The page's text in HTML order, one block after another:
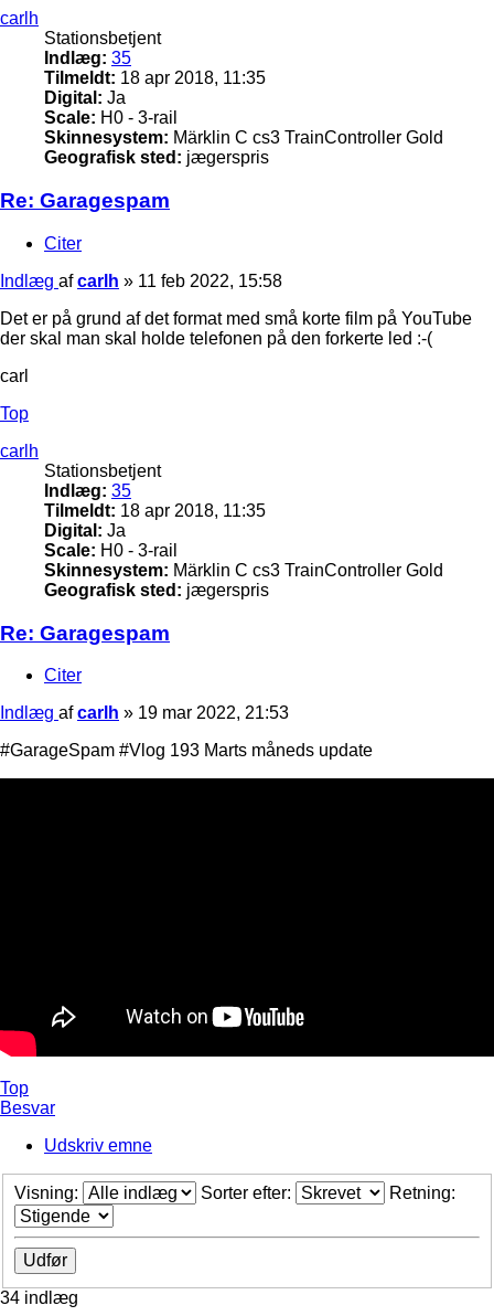
carlh
Stationsbetjent
Indlæg: 35
Tilmeldt: 18 apr 2018, 11:35
Digital: Ja
Scale: H0 - 3-rail
Skinnesystem: Märklin C cs3 TrainController Gold
Geografisk sted: jægerspris
Re: Garagespam
Citer
Indlæg afcarlh » 11 feb 2022, 15:58
Det er på grund af det format med små korte film på YouTube
der skal man skal holde telefonen på den forkerte led :-(
carl
Top
carlh
Stationsbetjent
Indlæg: 35
Tilmeldt: 18 apr 2018, 11:35
Digital: Ja
Scale: H0 - 3-rail
Skinnesystem: Märklin C cs3 TrainController Gold
Geografisk sted: jægerspris
Re: Garagespam
Citer
Indlæg afcarlh » 19 mar 2022, 21:53
#GarageSpam #Vlog 193 Marts måneds update
Top
Besvar
Udskriv emne
Visning: Sorter efter: Retning:
34 indlæg